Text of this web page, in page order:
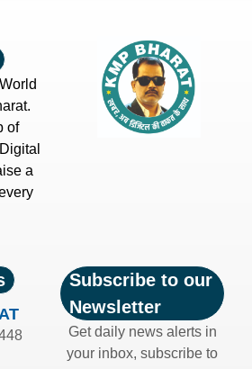
of
a
Subscribe to our
Newsletter
Get daily news alerts in
your inbox, subscribe to